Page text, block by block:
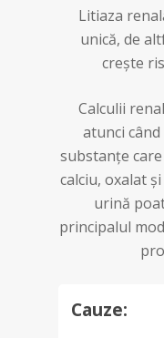
Litiaza
unică, de
crește
Calculii
atunci
substanțe
calciu, oxalat
urină
principalul
Cauze: